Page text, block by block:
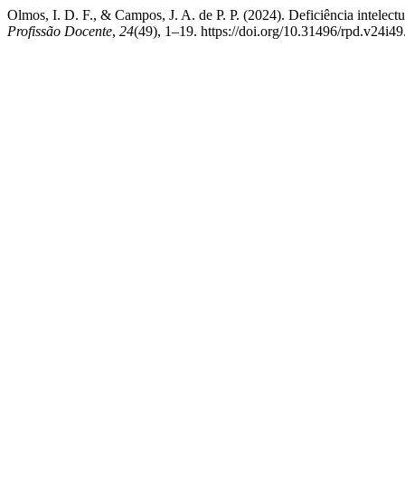
Olmos, I. D. F., & Campos, J. A. de P. P. (2024). Deficiência
Profissão Docente, 24(49), 1–19. https://doi.org/10.31496/